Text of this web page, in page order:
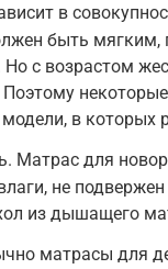
в
быть мягким,
с возрастом
в которых
Матрас для
не
из дышащего
матрасы для